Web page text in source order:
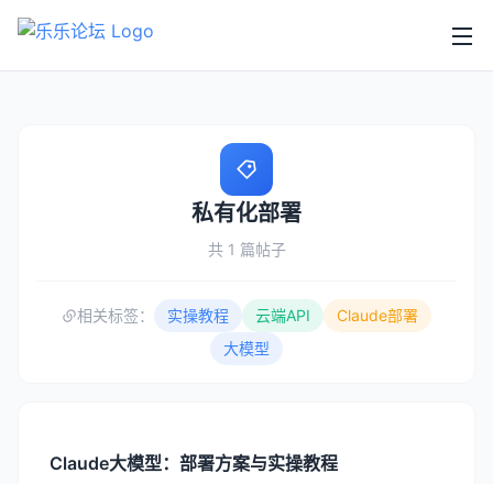
私有化部署
共 1 篇帖子
相关标签： 实操教程 云端API
Claude部署
大模型
Claude大模型：部署方案与实操教程